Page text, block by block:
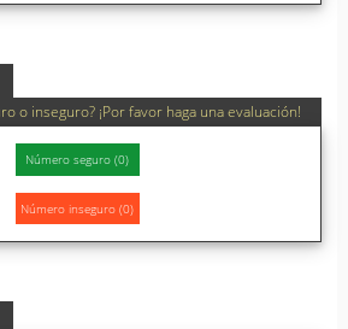
o inseguro? ¡Por favor haga una evaluación!